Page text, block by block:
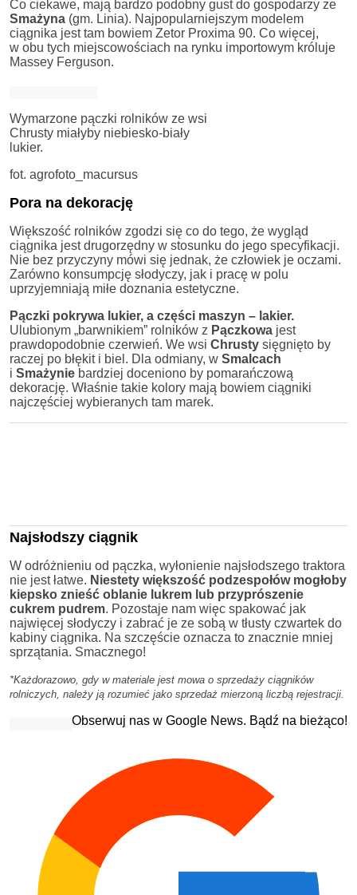
Co ciekawe, mają bardzo podobny gust do gospodarzy ze
Smażyna (gm. Linia). Najpopularniejszym modelem
ciągnika jest tam bowiem Zetor Proxima 90. Co więcej,
w obu tych miejscowościach na rynku importowym króluje
Massey Ferguson.
Wymarzone pączki rolników ze wsi
Chrusty miałyby niebiesko-biały
lukier.
fot. agrofoto_macursus
Pora na dekorację
Większość rolników zgodzi się co do tego, że wygląd
ciągnika jest drugorzędny w stosunku do jego specyfikacji.
Nie bez przyczyny mówi się jednak, że człowiek je oczami.
Zarówno konsumpcję słodyczy, jak i pracę w polu
uprzyjemniają miłe doznania estetyczne.
Pączki pokrywa lukier, a części maszyn – lakier.
Ulubionym „barwnikiem” rolników z Pączkowa jest
prawdopodobnie czerwień. We wsi Chrusty sięgnięto by
raczej po błękit i biel. Dla odmiany, w Smalcach
i Smażynie bardziej doceniono by pomarańczową
dekorację. Właśnie takie kolory mają bowiem ciągniki
najczęściej wybieranych tam marek.
Najsłodszy ciągnik
W odróżnieniu od pączka, wyłonienie najsłodszego traktora
nie jest łatwe. Niestety większość podzespołów mogłoby
kiepsko znieść oblanie lukrem lub przyprószenie
cukrem pudrem. Pozostaje nam więc spakować jak
najwięcej słodyczy i zabrać je ze sobą w tłusty czwartek do
kabiny ciągnika. Na szczęście oznacza to znacznie mniej
sprzątania. Smacznego!
*Każdorazowo, gdy w materiale jest mowa o sprzedaży ciągników
rolniczych, należy ją rozumieć jako sprzedaż mierzoną liczbą rejestracji.
Obserwuj nas w Google News. Bądź na bieżąco!